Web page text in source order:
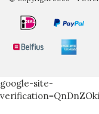
google-site-